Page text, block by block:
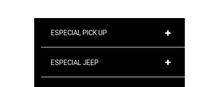
ESPECIAL PICK UP
ESPECIAL JEEP